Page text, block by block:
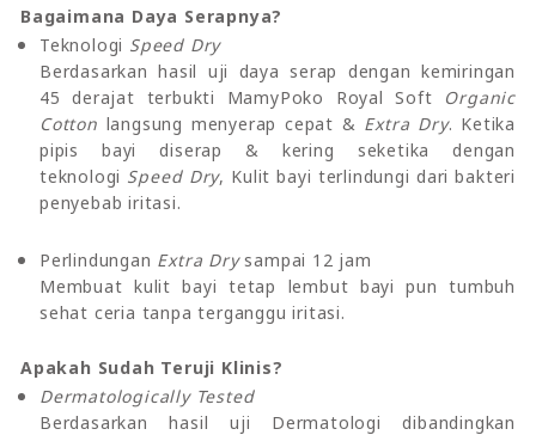
Bagaimana Daya Serapnya?
Teknologi Speed Dry
Berdasarkan hasil uji daya serap dengan kemiringan
45 derajat terbukti MamyPoko Royal Soft Organic
Cotton langsung menyerap cepat & Extra Dry. Ketika
pipis bayi diserap & kering seketika dengan
teknologi Speed Dry, Kulit bayi terlindungi dari bakteri
penyebab iritasi.
Perlindungan Extra Drysampai 12 jam
Membuat kulit bayi tetap lembut bayi pun tumbuh
sehat ceria tanpa terganggu iritasi.
Apakah Sudah Teruji Klinis?
Dermatologically Tested
Berdasarkan hasil uji Dermatologi dibandingkan